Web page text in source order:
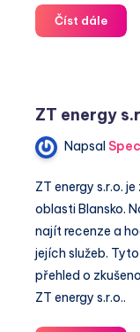
Číst dále
ZZ
ZT energy
Napsal
ZT energy s.r.o.
oblasti Blansko.
najít recenze a
jejích služeb.
přehled o
ZT energy s.r.o..